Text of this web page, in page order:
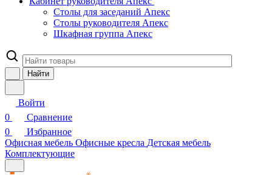
Столы для заседаний Апекс
Столы руководителя Апекс
Шкафная группа Апекс
Найти
Войти
0
Сравнение
0
Избранное
Офисная мебель Офисные кресла Детская мебель
Комплектующие